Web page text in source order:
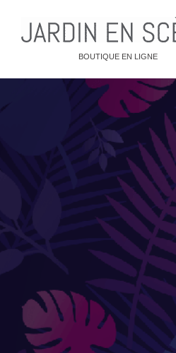
BOUTIQUE EN LIGNE
CLICK & COLLECT
MOBILIER OUTDOOR
Bancs
Rangements
ACCESSOIRES
QUE CHERCHEZ-VOUS ?